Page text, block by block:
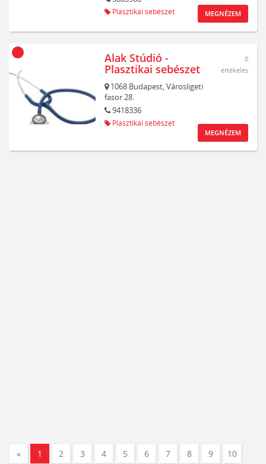
Plasztikai sebészet MEGNÉZEM
Alak Stúdió -
Plasztikai sebészet
1068 Budapest,Városligeti
fasor 28.
9418336
Plasztikai sebészet
0
értékelés
MEGNÉZEM
« 1 2 3 4 5 6 7 8 9
10